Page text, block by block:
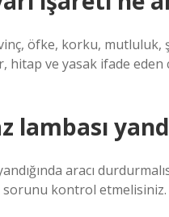
öfke, korku, mutluluk,
hitap ve yasak ifade
lambası
aracı
kontrol etmelisiniz.